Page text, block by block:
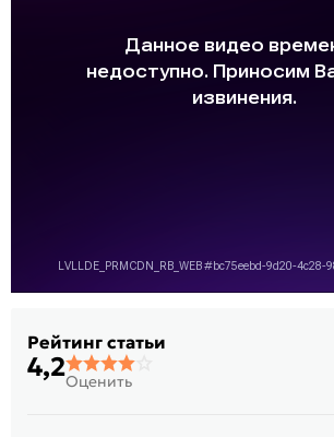
Рейтинг статьи
4,2Оценить